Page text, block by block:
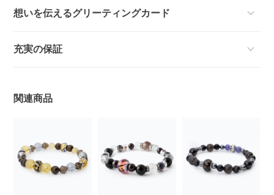
想いを伝えるグリーティングカード
充実の保証
関連商品